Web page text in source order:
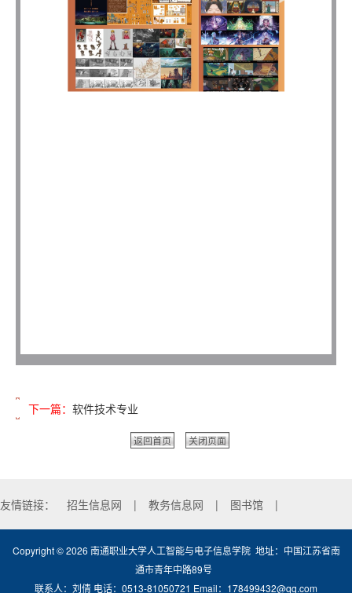
下一篇： 软件技术专业
返回首页 关闭页面
友情链接： 招生信息网 | 教务信息网 | 图书馆 |
Copyright ©2026 南通职业大学人工智能与电子信息学院 地址：中国江苏省南
通市青年中路89号
联系人：刘倩 电话：0513-81050721 Email：178499432@qq.com